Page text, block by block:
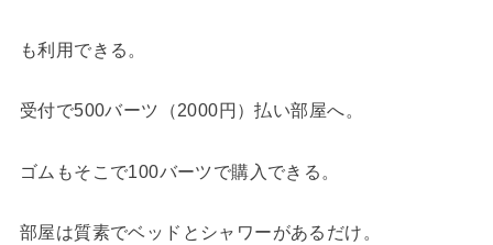
も利用できる。
受付で500バーツ（2000円）払い部屋へ。
ゴムもそこで100バーツで購入できる。
部屋は質素でベッドとシャワーがあるだけ。